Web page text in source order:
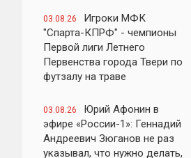
03.08.26
Игроки МФК
"Спарта-КПРФ" - чемпионы
Первой лиги Летнего
Первенства города Твери по
футзалу на траве
03.08.26
Юрий Афонин в
эфире «России-1»: Геннадий
Андреевич Зюганов не раз
указывал, что нужно делать,